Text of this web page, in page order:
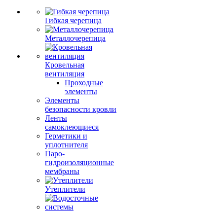
Гибкая черепица
Металлочерепица
Кровельная
вентиляция
Проходные
элементы
Элементы
безопасности кровли
Ленты
самоклеющиеся
Герметики и
уплотнителя
Паро-
гидроизоляционные
мембраны
Утеплители